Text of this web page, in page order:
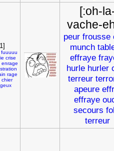
fuuuuu
crise
enrage
rage
chier
[:oh-
vache-
peur frousse
munch
effraye
hurle hurler
terreur
apeure
effraye
secours
terreur